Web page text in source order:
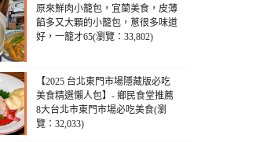
原來鮮肉小籠包，宜蘭美食，皮薄
餡多又大顆的小籠包，蔥很多味道
好，一籠才65(瀏覽：33,802)
【2025 台北東門市場隱藏版必吃
美食精選懶人包】- 鄉民食堂推薦
8大台北市東門市場必吃美食(瀏
覽：32,033)